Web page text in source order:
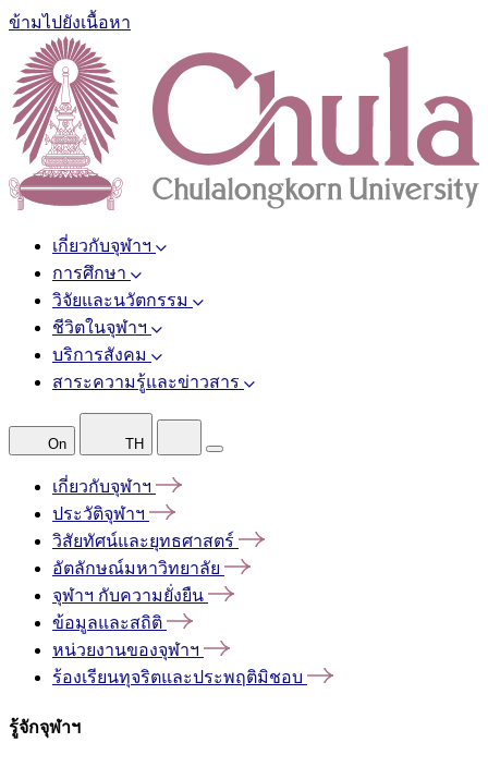
ข้ามไปยังเนื้อหา
เกี่ยวกับจุฬาฯ
การศึกษา
วิจัยและนวัตกรรม
ชีวิตในจุฬาฯ
บริการสังคม
สาระความรู้และข่าวสาร
On TH
เกี่ยวกับจุฬาฯ
ประวัติจุฬาฯ
วิสัยทัศน์และยุทธศาสตร์
อัตลักษณ์มหาวิทยาลัย
จุฬาฯ กับความยั่งยืน
ข้อมูลและสถิติ
หน่วยงานของจุฬาฯ
ร้องเรียนทุจริตและประพฤติมิชอบ
รู้จักจุฬาฯ